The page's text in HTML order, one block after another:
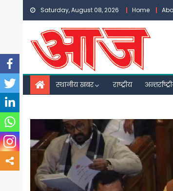
Skip
content
Saturday, August 08, 2026 Home
स्थानीय खबर राष्ट्रीय